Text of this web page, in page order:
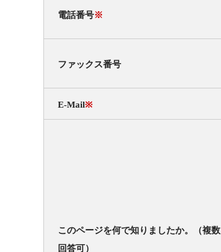
電話番号※
ファックス番号
E-Mail※
このページを何で知りましたか。（複数
回答可）